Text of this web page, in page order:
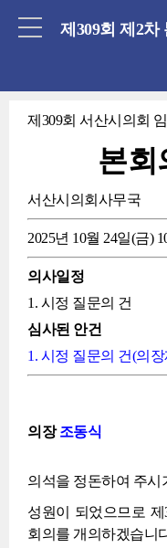
제309회 제2차
제309회 서산시의회
본회
서산시의회사무국
2025년 10월 24일(금)
의사일정
1. 시정 질문의 건
심사된 안건
1. 시정 질문의 건(의
의장조동식
의석을 정돈하여 주시
성원이 되었으므로
회의를 개의하겠습니